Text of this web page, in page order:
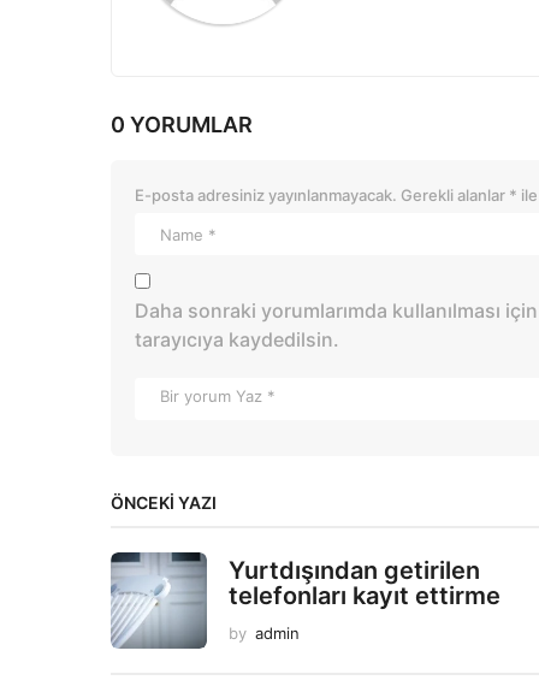
0 YORUMLAR
E-posta adresiniz yayınlanmayacak. Gerekli alanlar *
Daha sonraki yorumlarımda kullanılması
tarayıcıya kaydedilsin.
ÖNCEKI YAZI
Yurtdışından getirilen
telefonları kayıt ettirme
by admin